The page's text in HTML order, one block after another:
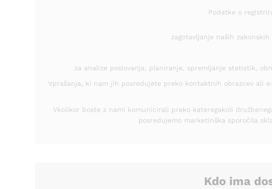
Podatke o
zagotavljanje naših
za analize poslovanja, planiranje, spremljanje statistik,
Vprašanja, ki nam jih posredujete preko kontaktnih obrazcev ali
Vkolikor boste z nami komunicirali preko kateregakoli
posredujemo marketinška sporočila
Kdo ima